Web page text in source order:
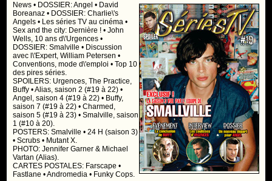
News • DOSSIER: Angel • David
Boreanaz • DOSSIER: Charlie\'s
Angels • Les séries TV au cinéma •
Sex and the city: Dernière ! • John
Wells, 10 ans d\'Urgences •
DOSSIER: Smalville • Discussion
avec l\'Expert, William Petersen •
Conventions, mode d\'emploi • Top 10
des pires séries.
SPOILERS: Urgences, The Practice,
Buffy • Alias, saison 2 (#19 à 22) •
Angel, saison 4 (#19 à 22) • Buffy,
saison 7 (#19 à 22) • Charmed,
saison 5 (#19 à 23) • Smalville, saison
1 (#10 à 20).
POSTERS: Smalville • 24 H (saison 3)
• Scrubs • Mutant X.
PHOTO: Jennifer Garner & Michael
Vartan (Alias).
CARTES POSTALES: Farscape •
Fastlane • Andromedia • Funky Cops.